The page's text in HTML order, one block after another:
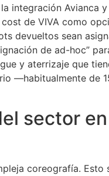
integración Avianca
de VIVA como
devueltos sean
de ad-hoc”
y aterrizaje que
―habitualmente de
sector
coreografía. Esto